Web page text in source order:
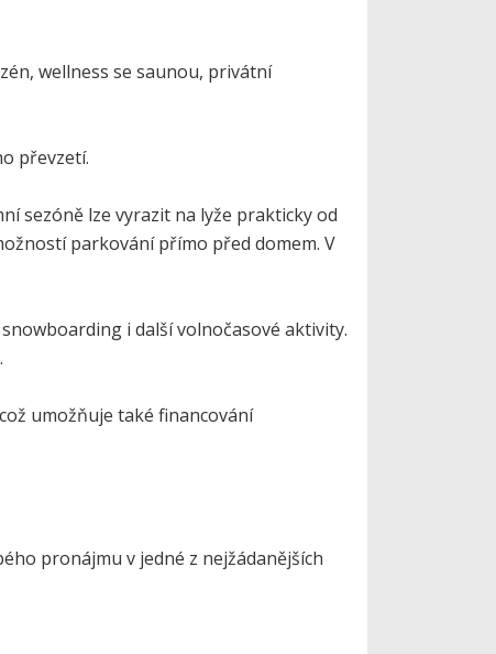
wellness se saunou, privátní
převzetí.
sezóně lze vyrazit na lyže prakticky od
parkování přímo před domem. V
i další volnočasové aktivity.
umožňuje také financování
pronájmu v jedné z nejžádanějších